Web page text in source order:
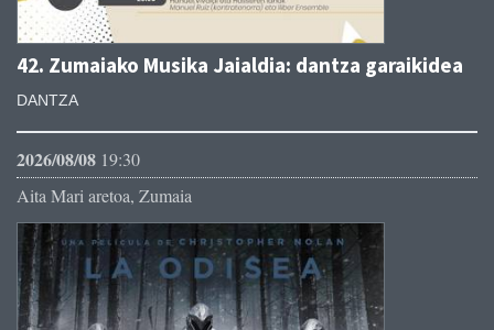
42. Zumaiako Musika Jaialdia: dantza garaikidea
DANTZA
2026/08/08 19:30
Aita Mari aretoa, Zumaia